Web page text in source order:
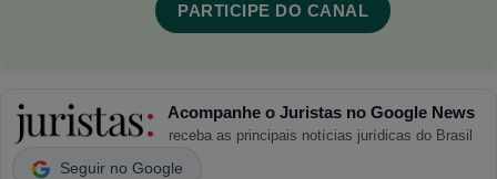
PARTICIPE DO CANAL
Acompanhe o Juristas no Google News
receba as principais notícias jurídicas do Brasil
Seguir no Google